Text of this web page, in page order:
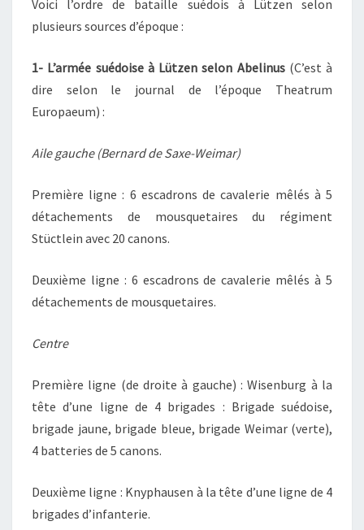
Voici l’ordre de bataille suédois à Lützen selon
plusieurs sources d’époque :
1- L’armée suédoise à Lützen selon Abelinus(C’est à
dire selon le journal de l’époque Theatrum
Europaeum) :
Aile gauche (Bernard de Saxe-Weimar)
Première ligne : 6 escadrons de cavalerie mêlés à 5
détachements de mousquetaires du régiment
Stüctlein avec 20 canons.
Deuxième ligne : 6 escadrons de cavalerie mêlés à 5
détachements de mousquetaires.
Centre
Première ligne (de droite à gauche) : Wisenburg à la
tête d’une ligne de 4 brigades : Brigade suédoise,
brigade jaune, brigade bleue, brigade Weimar (verte),
4 batteries de 5 canons.
Deuxième ligne : Knyphausen à la tête d’une ligne de 4
brigades d’infanterie.